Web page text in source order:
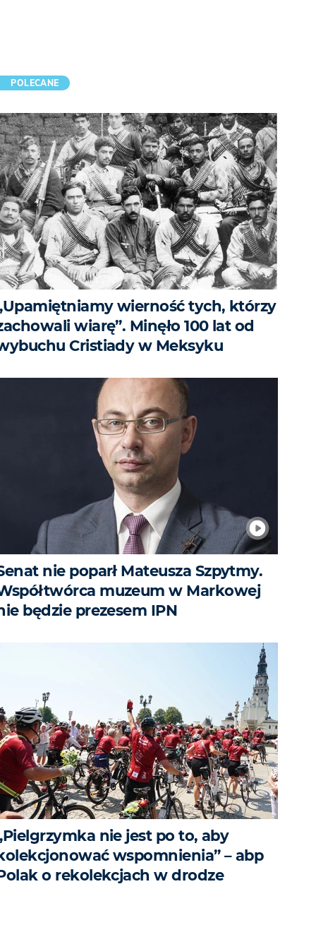
POLECANE
wierność tych, którzy
wiarę”. Minęło 100 lat od
Cristiady w Meksyku
nie poparł Mateusza Szpytmy.
muzeum w Markowej
będzie prezesem IPN
nie jest po to, aby
wspomnienia” – abp
o rekolekcjach w drodze